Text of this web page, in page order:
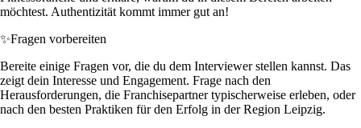
möchtest. Authentizität kommt immer gut an!
✨Fragen vorbereiten
Bereite einige Fragen vor, die du dem Interviewer stellen kannst. Das
zeigt dein Interesse und Engagement. Frage nach den
Herausforderungen, die Franchisepartner typischerweise erleben, oder
nach den besten Praktiken für den Erfolg in der Region Leipzig.